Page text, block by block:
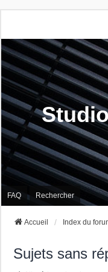
FAQ Rechercher
Accueil Index du
Sujets sans